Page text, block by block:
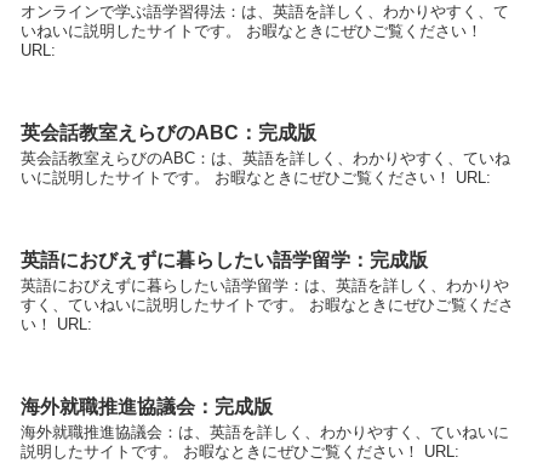
オンラインで学ぶ語学習得法：は、英語を詳しく、わかりやすく、て
いねいに説明したサイトです。 お暇なときにぜひご覧ください！
URL:
英会話教室えらびのABC：完成版
英会話教室えらびのABC：は、英語を詳しく、わかりやすく、ていね
いに説明したサイトです。 お暇なときにぜひご覧ください！ URL:
英語におびえずに暮らしたい語学留学：完成版
英語におびえずに暮らしたい語学留学：は、英語を詳しく、わかりや
すく、ていねいに説明したサイトです。 お暇なときにぜひご覧くださ
い！ URL:
海外就職推進協議会：完成版
海外就職推進協議会：は、英語を詳しく、わかりやすく、ていねいに
説明したサイトです。 お暇なときにぜひご覧ください！ URL: